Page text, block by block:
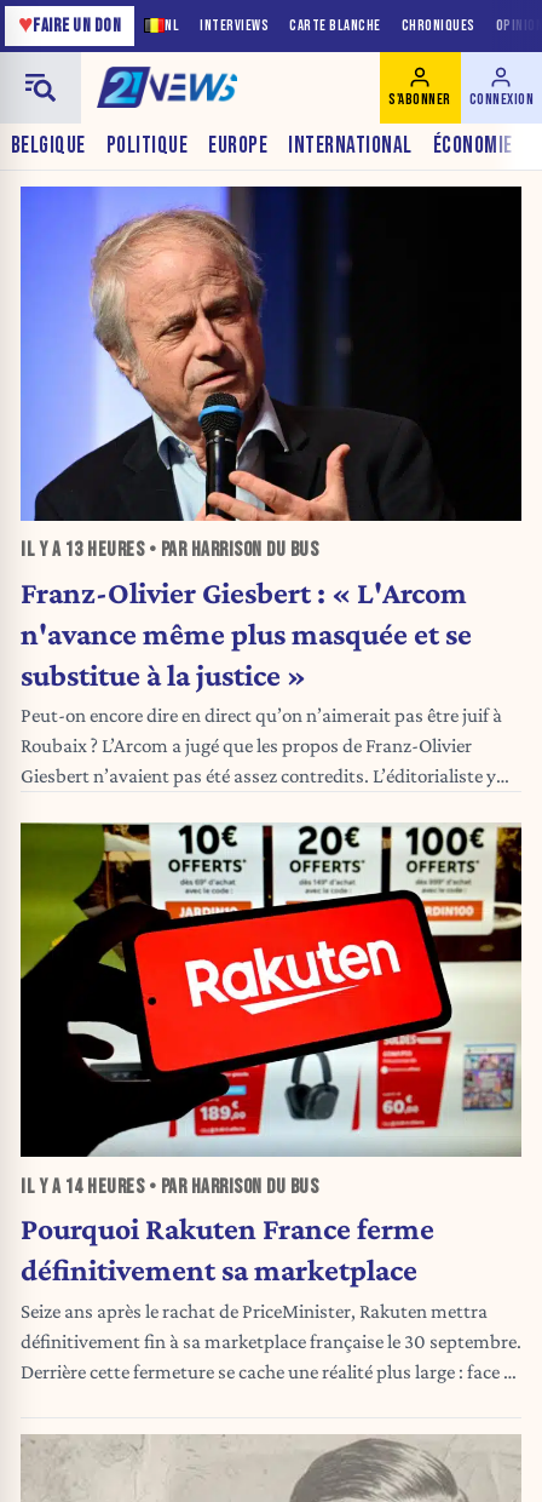
NL INTERVIEWS CARTE BLANCHE CHRONIQUES
♥FAIRE UN DON
BELGIQUE POLITIQUE EUROPE INTERNATIONAL ÉCONOMIE
S'ABONNER CONNEXION
21NEWS EST UN MÉDIA BELGE
IL Y A 13 HEURES• PAR HARRISON DU BUS
Franz-Olivier Giesbert : « L'Arcom
n'avance même plus masquée et se
substitue à la justice »
Peut-on encore dire en direct qu’on n’aimerait pas être juif à
Roubaix ? L’Arcom a jugé que les propos de Franz-Olivier
Giesbert n’avaient pas été assez contredits. L’éditorialiste y
police de la pensée.
IL Y A 14 HEURES• PAR HARRISON DU BUS
Pourquoi Rakuten France ferme
définitivement sa marketplace
Seize ans après le rachat de PriceMinister, Rakuten mettra
définitivement fin à sa marketplace française le 30 septembre.
Derrière cette fermeture se cache une réalité plus large : face à
plateforme n'a jamais réussi à retrouver une véritable raison
d'être.